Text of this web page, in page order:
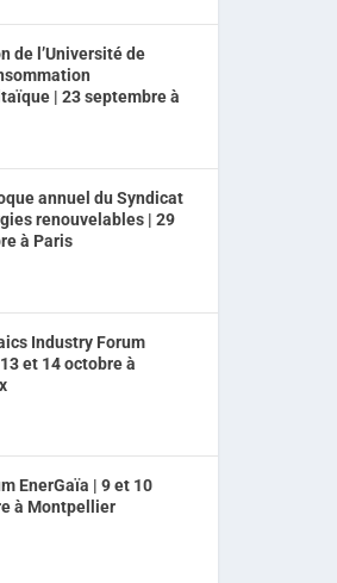
de l’Université de
| 23 septembre à
annuel du Syndicat
renouvelables | 29
à Paris
Industry Forum
et 14 octobre à
EnerGaïa | 9 et 10
à Montpellier